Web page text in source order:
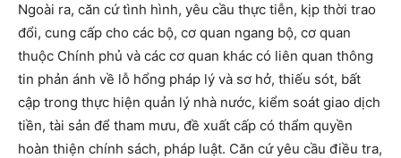
Ngoài ra, căn cứ tình hình, yêu cầu thực tiễn, kịp thời trao
đổi, cung cấp cho các bộ, cơ quan ngang bộ, cơ quan
thuộc Chính phủ và các cơ quan khác có liên quan thông
tin phản ánh về lỗ hổng pháp lý và sơ hở, thiếu sót, bất
cập trong thực hiện quản lý nhà nước, kiểm soát giao dịch
tiền, tài sản để tham mưu, đề xuất cấp có thẩm quyền
hoàn thiện chính sách, pháp luật. Căn cứ yêu cầu điều tra,